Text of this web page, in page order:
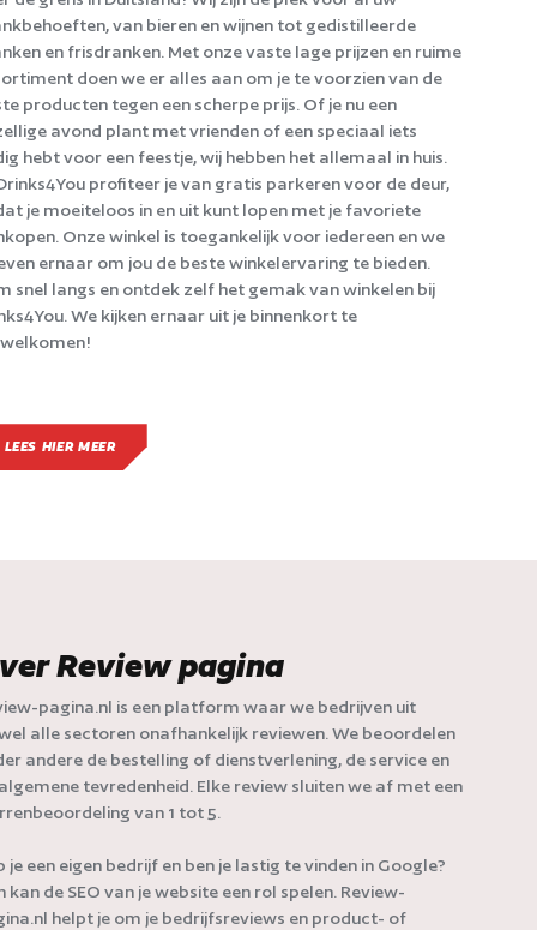
van bieren en wijnen tot gedistilleerde
en frisdranken. Met onze vaste lage prijzen en ruime
doen we er alles aan om je te voorzien van de
producten tegen een scherpe prijs. Of je nu een
avond plant met vrienden of een speciaal iets
hebt voor een feestje, wij hebben het allemaal in huis.
profiteer je van gratis parkeren voor de deur,
je moeiteloos in en uit kunt lopen met je favoriete
Onze winkel is toegankelijk voor iedereen en we
ernaar om jou de beste winkelervaring te bieden.
snel langs en ontdek zelf het gemak van winkelen bij
We kijken ernaar uit je binnenkort te
LEES HIER MEER
Review pagina
pagina.nl is een platform waar we bedrijven uit
alle sectoren onafhankelijk reviewen. We beoordelen
andere de bestelling of dienstverlening, de service en
tevredenheid. Elke review sluiten we af met een
van 1 tot 5.
je een eigen bedrijf en ben je lastig te vinden in Google?
kan de SEO van je website een rol spelen. Review-
helpt je om je bedrijfsreviews en product- of